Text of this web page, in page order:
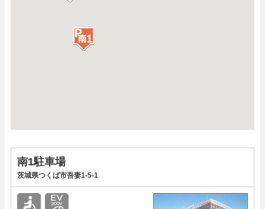
南1駐車場
茨城県つくば市吾妻1-5-1